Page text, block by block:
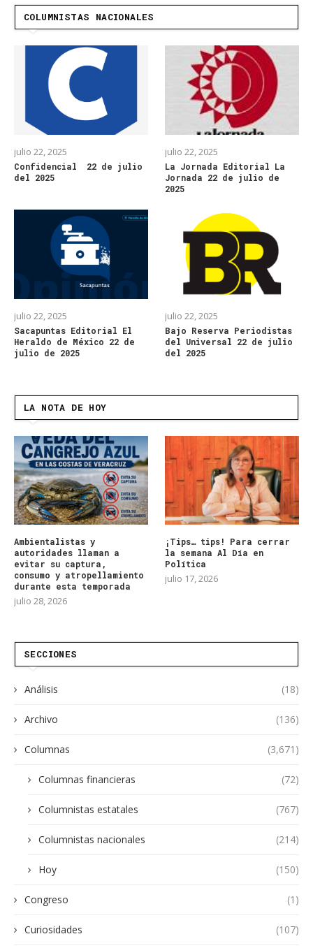
COLUMNISTAS NACIONALES
julio 22, 2025
Confidencial 22 de julio
del 2025
julio 22, 2025
La Jornada Editorial La
Jornada 22 de julio de
2025
julio 22, 2025
Sacapuntas Editorial El
Heraldo de México 22 de
julio de 2025
julio 22, 2025
Bajo Reserva Periodistas
del Universal 22 de julio
del 2025
LA NOTA DE HOY
Ambientalistas y
autoridades llaman a
evitar su captura,
consumo y atropellamiento
durante esta temporada
julio 28, 2026
¡Tips… tips! Para cerrar
la semana Al Día en
Política
julio 17, 2026
SECCIONES
Análisis (18)
Archivo (136)
Columnas (3,671)
Columnas financieras (72)
Columnistas estatales (767)
Columnistas nacionales (214)
Hoy (150)
Congreso (1)
Curiosidades (107)